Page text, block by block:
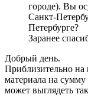
городе). Вы
Санкт-
Петербурге?
Заранее
Добрый день.
Приблизительно на
материала на
может выглядеть